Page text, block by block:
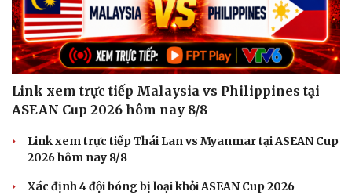
Link xem trực tiếp Malaysia vs Philippines tại
ASEAN Cup 2026 hôm nay 8/8
Link xem trực tiếp Thái Lan vs Myanmar tại ASEAN Cup
2026 hôm nay 8/8
Xác định 4 đội bóng bị loại khỏi ASEAN Cup 2026